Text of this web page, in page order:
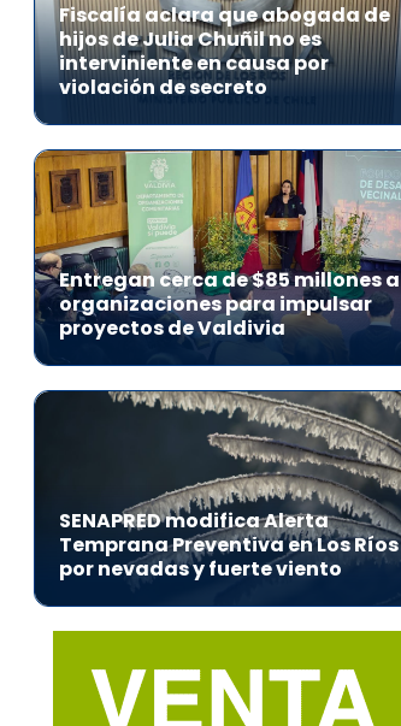
Fiscalía aclara que abogada de
hijos de Julia Chuñil no es
interviniente en causa por
violación de secreto
Entregan cerca de $85 millones a
organizaciones para impulsar
proyectos de Valdivia
SENAPRED modifica Alerta
Temprana Preventiva en Los Ríos
por nevadas y fuerte viento